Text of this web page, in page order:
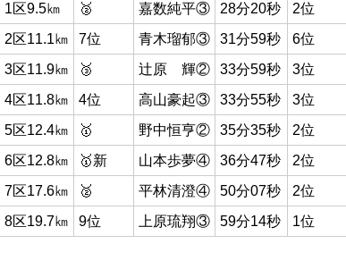
1区9.5㎞ 🥈 嘉数純平③ 28分20秒 2位
2区11.1㎞
7位 青木瑠郁③ 31分59秒 6位
3区11.9㎞
🥉 辻原 輝② 33分59秒 3位
4区11.8㎞
4位 高山豪起③ 33分55秒 3位
5区12.4㎞
🥇 野中恒亨② 35分35秒 2位
6区12.8㎞
🥇新 山本歩夢④ 36分47秒 2位
7区17.6㎞
🥈 平林清澄④ 50分07秒 2位
8区19.7㎞
9位 上原琉翔③ 59分14秒 1位